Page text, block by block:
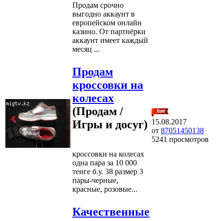
Продам срочно
выгодно аккаунт в
европейском онлайн
казино. От партнёрки
аккаунт имеет каждый
месяц ...
Продам
кроссовки на
колесах
(Продам /
Игры и досуг)
кроссовки на колесах
одна пара за 10 000
тенге б.у. 38 размер 3
пары-черные,
красные, розовые...
15.08.2017
от 87051450138
5241 просмотров
Качественные